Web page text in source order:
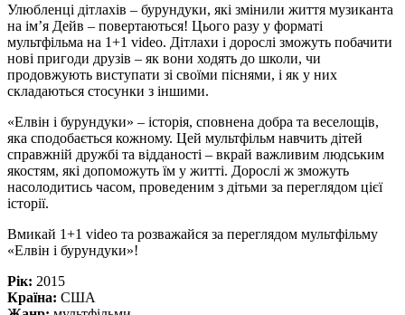
Улюбленці дітлахів – бурундуки, які змінили життя музиканта
на ім’я Дейв – повертаються! Цього разу у форматі
мультфільма на 1+1 video. Дітлахи і дорослі зможуть побачити
нові пригоди друзів – як вони ходять до школи, чи
продовжують виступати зі своїми піснями, і як у них
складаються стосунки з іншими.
«Елвін і бурундуки» – історія, сповнена добра та веселощів,
яка сподобається кожному. Цей мультфільм навчить дітей
справжній дружбі та відданості – вкрай важливим людським
якостям, які допоможуть їм у житті. Дорослі ж зможуть
насолодитись часом, проведеним з дітьми за переглядом цієї
історії.
Вмикай 1+1 video та розважайся за переглядом мультфільму
«Елвін і бурундуки»!
Рік: 2015
Країна: США